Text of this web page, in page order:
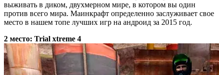
выживать в диком, двухмерном мире, в котором вы один
против всего мира. Маинкрафт определенно заслуживает свое
место в нашем топе лучших игр на андроид за 2015 год.
2 место: Trial xtreme 4